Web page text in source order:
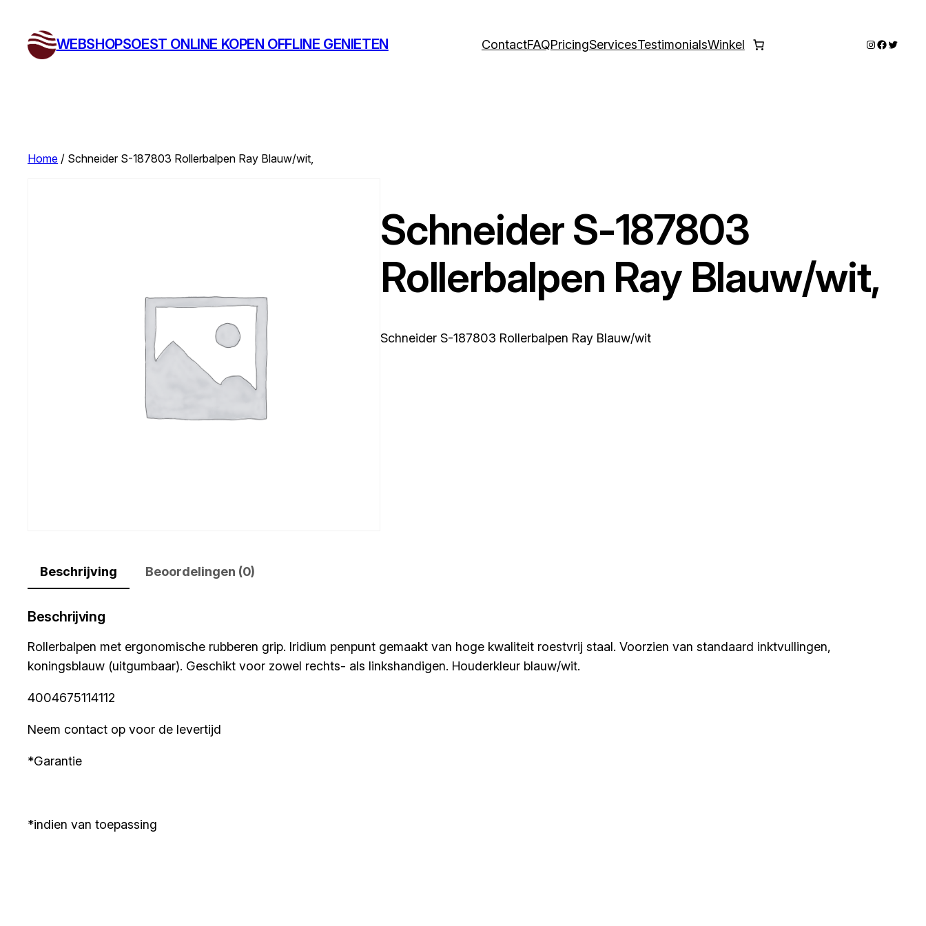
WEBSHOPSOEST ONLINE KOPEN OFFLINE GENIETEN ContactFAQPricingServicesTestimonialsWinkel Instagram
Twitter
Home / Schneider S-187803 Rollerbalpen Ray Blauw/wit,
Schneider S-187803
Rollerbalpen Ray Blauw/wit,
Schneider S-187803 Rollerbalpen Ray Blauw/wit
Beschrijving Beoordelingen (0)
Beschrijving
Rollerbalpen met ergonomische rubberen grip. Iridium penpunt gemaakt van hoge kwaliteit roestvrij staal. Voorzien van standaard inktvullingen,
koningsblauw (uitgumbaar). Geschikt voor zowel rechts- als linkshandigen. Houderkleur blauw/wit.
4004675114112
Neem contact op voor de levertijd
*Garantie
*indien van toepassing